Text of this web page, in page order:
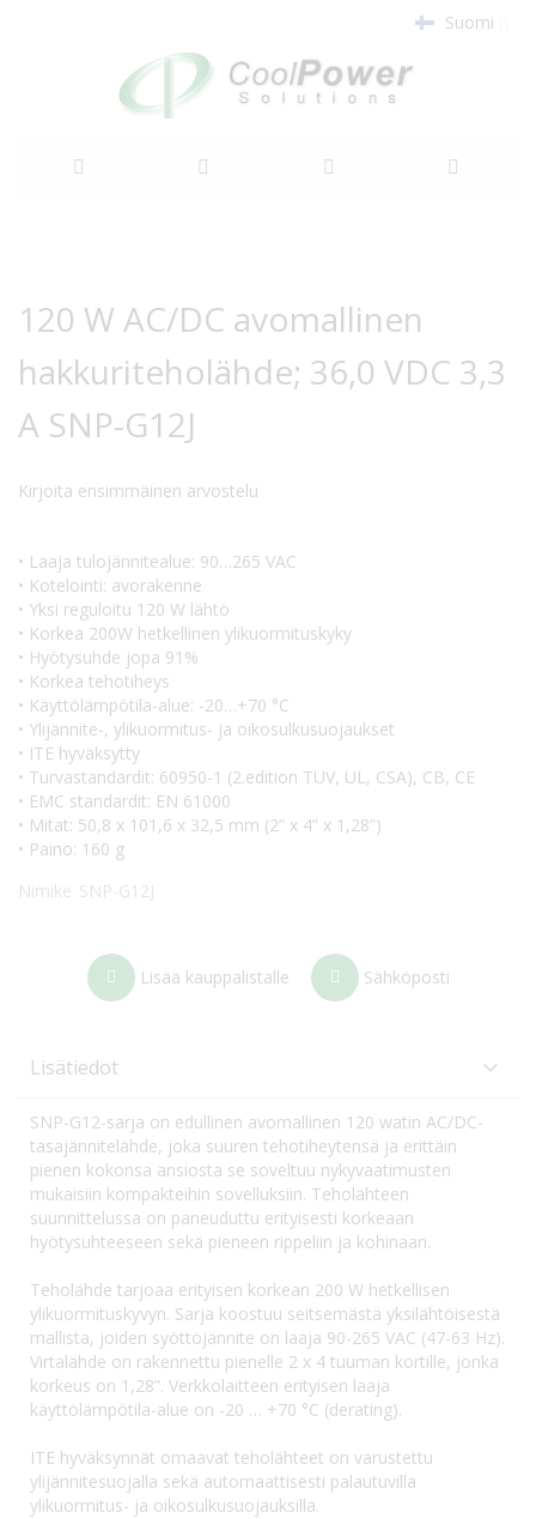
Suomi
loppuun
alkuun
120 W AC/DC avomallinen
hakkuriteholähde; 36,0 VDC 3,3
A SNP-G12J
Kirjoita ensimmäinen arvostelu
• Laaja tulojännitealue: 90…265 VAC
• Kotelointi: avorakenne
• Yksi reguloitu 120 W lähtö
• Korkea 200W hetkellinen ylikuormituskyky
• Hyötysuhde jopa 91%
• Korkea tehotiheys
• Käyttölämpötila-alue: -20…+70 °C
• Ylijännite-, ylikuormitus- ja oikosulkusuojaukset
• ITE hyväksytty
• Turvastandardit: 60950-1 (2.edition TUV, UL, CSA), CB, CE
• EMC standardit: EN 61000
• Mitat: 50,8 x 101,6 x 32,5 mm (2” x 4” x 1,28”)
• Paino: 160 g
Nimike SNP-G12J
Lisää kauppalistalle Sähköposti
Lisätiedot
SNP-G12-sarja on edullinen avomallinen 120 watin AC/DC-
tasajännitelähde, joka suuren tehotiheytensä ja erittäin
pienen kokonsa ansiosta se soveltuu nykyvaatimusten
mukaisiin kompakteihin sovelluksiin. Teholähteen
suunnittelussa on paneuduttu erityisesti korkeaan
hyötysuhteeseen sekä pieneen rippeliin ja kohinaan.
Teholähde tarjoaa erityisen korkean 200 W hetkellisen
ylikuormituskyvyn. Sarja koostuu seitsemästä yksilähtöisestä
mallista, joiden syöttöjännite on laaja 90-265 VAC (47-63 Hz).
Virtalähde on rakennettu pienelle 2 x 4 tuuman kortille, jonka
korkeus on 1,28”. Verkkolaitteen erityisen laaja
käyttölämpötila-alue on -20 … +70 °C (derating).
ITE hyväksynnät omaavat teholähteet on varustettu
ylijännitesuojalla sekä automaattisesti palautuvilla
ylikuormitus- ja oikosulkusuojauksilla.